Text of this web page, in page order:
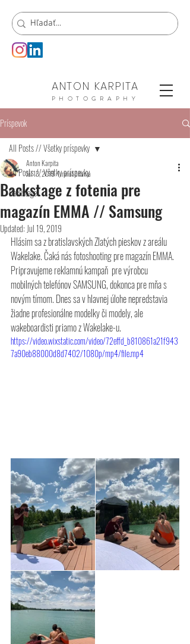
ANTON KARPITA
PHOTOGRAPHY
Príspevok
All Posts // Všetky príspevky
Backstage
All Posts // Všetky príspevky
Backstage z fotenia pre
magazín EMMA // Samsung
Anton Karpita
Jul 13, 20191 minút čítania
Updated: Jul 19, 2019
Hlásim sa z bratislavských Zlatých pieskov z areálu
Wakelake. Čaká nás fotoshooting pre magazín EMMA.
Pripravujeme reklamnú kampaň  pre výrobcu
mobilných telefónov SAMSUNG, dokonca pre mňa s
novým tímom. Dnes sa v hlavnej úlohe nepredstavia
žiadne profesionálne modelky či modely, ale
wakeboardisti priamo z Wakelake-u.
https://video.wixstatic.com/video/72effd_b810861a21f943
7a90eb88000d8d7402/1080p/mp4/file.mp4